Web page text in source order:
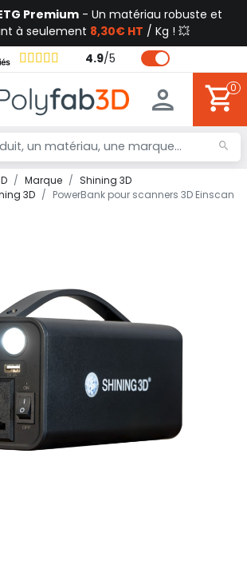
Premium - Un matériau robuste et
à seulement 8,30€ HT / Kg ! 💥
4.9/5
0
Marque
Shining 3D
3D
PowerBank pour scanners 3D Einscan